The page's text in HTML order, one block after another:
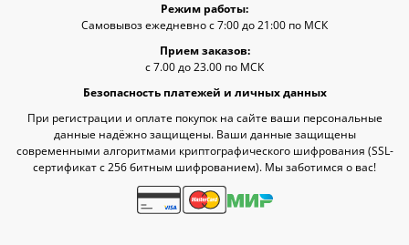
Режим работы:
Самовывоз ежедневно с 7:00 до 21:00 по МСК
Прием заказов:
с 7.00 до 23.00 по МСК
Безопасность платежей и личных данных
При регистрации и оплате покупок на сайте ваши персональные
данные надёжно защищены. Ваши данные защищены
современными алгоритмами криптографического шифрования (SSL-
сертификат c 256 битным шифрованием). Мы заботимся о вас!